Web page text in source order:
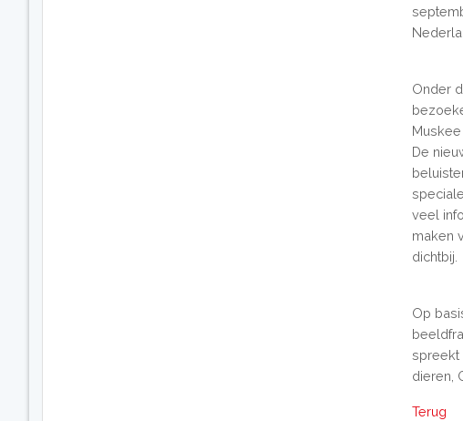
Onder
De
veel
maken
dichtbij.
Op
spreekt
dieren,
Terug